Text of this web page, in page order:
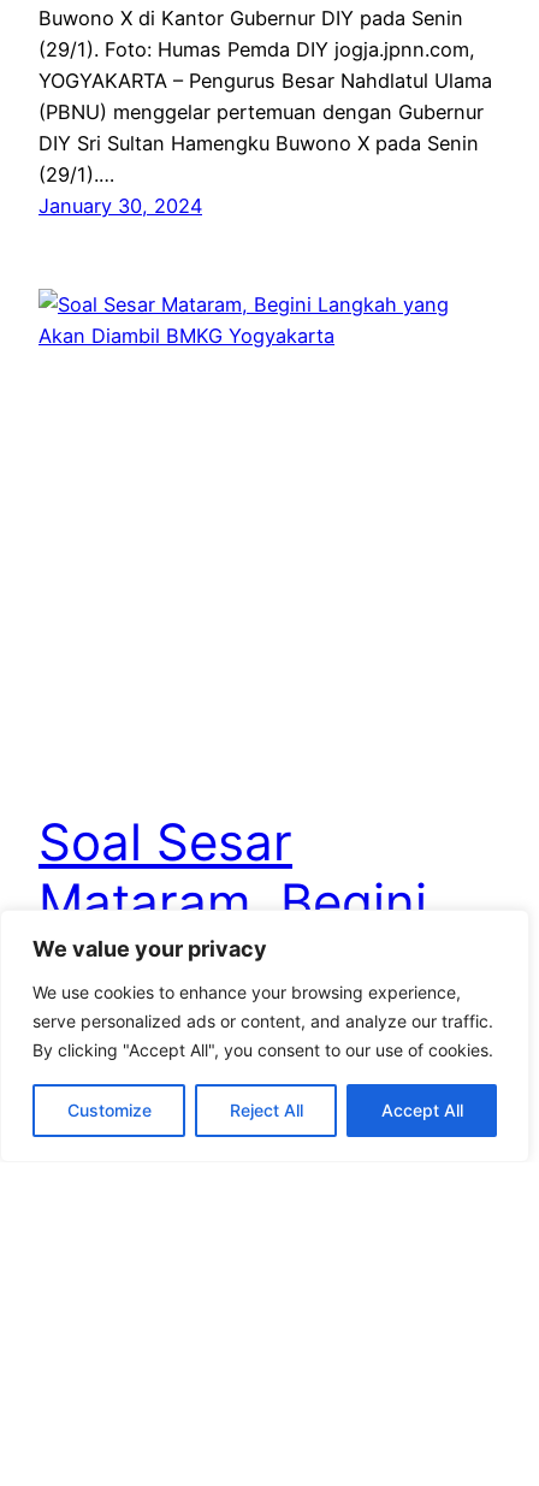
We value your privacy
We use cookies to enhance your browsing experience,
serve personalized ads or content, and analyze our traffic.
By clicking "Accept All", you consent to our use of cookies.
Customize Reject All Accept All
Buwono X di Kantor Gubernur DIY pada Senin
(29/1). Foto: Humas Pemda DIY jogja.jpnn.com,
YOGYAKARTA – Pengurus Besar Nahdlatul Ulama
(PBNU) menggelar pertemuan dengan Gubernur
DIY Sri Sultan Hamengku Buwono X pada Senin
(29/1).…
January 30, 2024
Soal Sesar
Mataram, Begini
Langkah yang
Akan Diambil
BMKG Yogyakarta